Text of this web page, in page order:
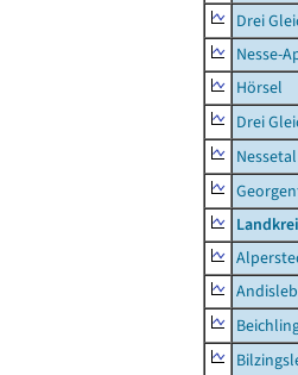
Drei
Nesse-
Hörsel
Drei
Nessetal